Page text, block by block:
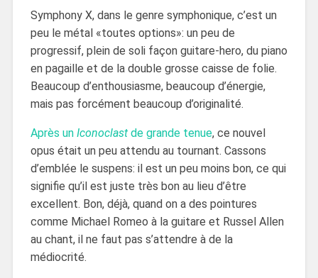
Symphony X, dans le genre symphonique, c’est un
peu le métal «toutes options»: un peu de
progressif, plein de soli façon guitare-hero, du piano
en pagaille et de la double grosse caisse de folie.
Beaucoup d’enthousiasme, beaucoup d’énergie,
mais pas forcément beaucoup d’originalité.
Après un Iconoclastde grande tenue, ce nouvel
opus était un peu attendu au tournant. Cassons
d’emblée le suspens: il est un peu moins bon, ce qui
signifie qu’il est juste très bon au lieu d’être
excellent. Bon, déjà, quand on a des pointures
comme Michael Romeo à la guitare et Russel Allen
au chant, il ne faut pas s’attendre à de la
médiocrité.